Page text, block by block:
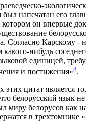
напечатан его
он впервые
Согласно Карскому -
какого-нибудь
единицей,
и постижения»8.
цитат является
белорусский язык не
миру белорусов как
в трехтомнике